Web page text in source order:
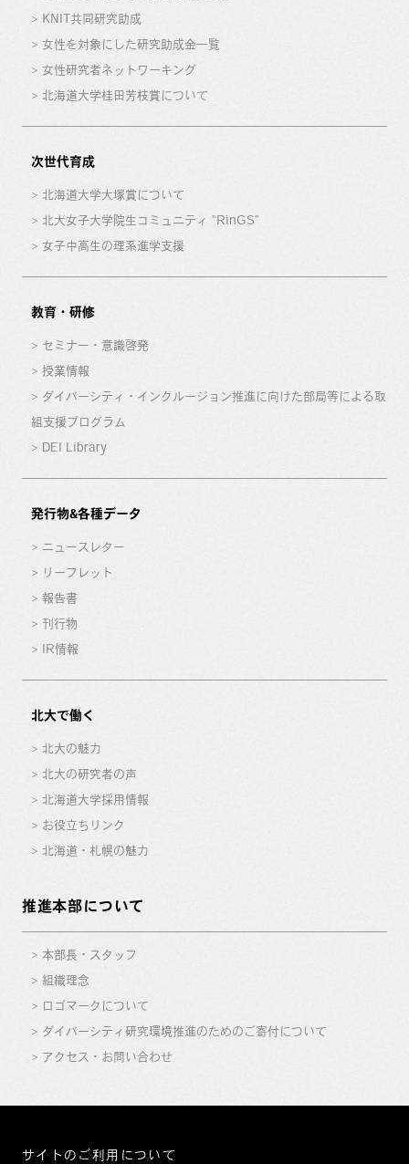
KNIT共同研究助成
女性を対象にした研究助成金一覧
女性研究者ネットワーキング
北海道大学桂田芳枝賞について
次世代育成
北海道大学大塚賞について
北大女子大学院生コミュニティ “RinGS”
女子中高生の理系進学支援
教育・研修
セミナー・意識啓発
授業情報
ダイバーシティ・インクルージョン推進に向けた部局等による取
組支援プログラム
DEI Library
発行物&各種データ
ニュースレター
リーフレット
報告書
刊行物
IR情報
北大で働く
北大の魅力
北大の研究者の声
北海道大学採用情報
お役立ちリンク
北海道・札幌の魅力
推進本部について
本部長・スタッフ
組織理念
ロゴマークについて
ダイバーシティ研究環境推進のためのご寄付について
アクセス・お問い合わせ
サイトのご利用について